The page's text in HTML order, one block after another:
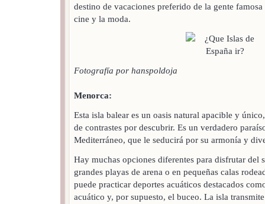
destino de vacaciones preferido de la gente
cine y la moda.
Fotografía por hanspoldoja
Menorca:
Esta isla balear es un oasis natural apacible y
de contrastes por descubrir. Es un verdadero
Mediterráneo, que le seducirá por su armonía y
Hay muchas opciones diferentes para disfrutar del
grandes playas de arena o en pequeñas calas
puede practicar deportes acuáticos destacados
acuático y, por supuesto, el buceo. La isla